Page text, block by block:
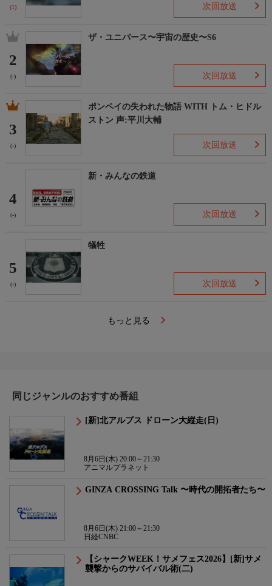
(1) 次回放送
2
(-)
ザ・ユニバース〜宇宙の歴史〜S6
次回放送
3
(-)
ポンペイの失われた物語 WITH トム・ヒドル
ストン 声:平川大輔
次回放送
4
(-)
新・みんなの鉄道
次回放送
5
(-)
犠牲
次回放送
もっと見る
同じジャンルのおすすめ番組
[新]北アルプス ドローン大縦走(日)
8月6日(木) 20:00～21:30
アニマルプラネット
GINZA CROSSING Talk 〜時代の開拓者たち〜
8月6日(木) 21:00～21:30
日経CNBC
【シャークWEEK！サメフェス2026】[新]サメ
襲撃からのサバイバル術(二)